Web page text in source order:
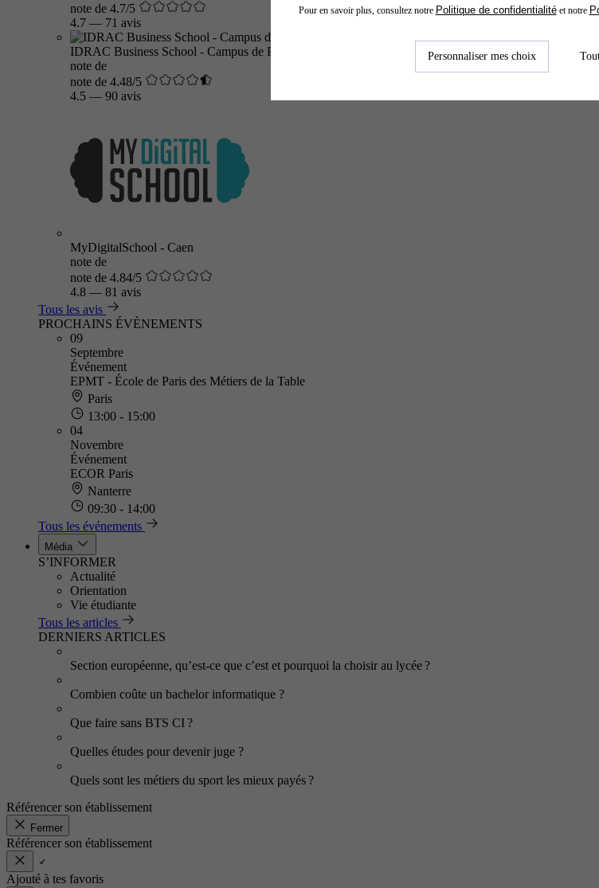
note de 4.7/5
4.7 — 71 avis
IDRAC Business School - Campus de Paris
note de
note de 4.48/5
4.5 — 90 avis
MyDigitalSchool - Caen
note de
note de 4.84/5
4.8 — 81 avis
Tous les avis
PROCHAINS ÉVÈNEMENTS
09
Septembre
Événement
EPMT - École de Paris des Métiers de la Table
Paris
13:00 - 15:00
04
Novembre
Événement
ECOR Paris
Nanterre
09:30 - 14:00
Tous les événements
Média
S’INFORMER
Actualité
Orientation
Vie étudiante
Tous les articles
DERNIERS ARTICLES
Section européenne, qu’est-ce que c’est et pourquoi la choisir au lycée ?
Combien coûte un bachelor informatique ?
Que faire sans BTS CI ?
Quelles études pour devenir juge ?
Quels sont les métiers du sport les mieux payés ?
Référencer son établissement
Fermer
Référencer son établissement
Ajouté à tes favoris
Pour en savoir plus, consultez notre Politique de confidentialitéet notre
Personnaliser mes choix